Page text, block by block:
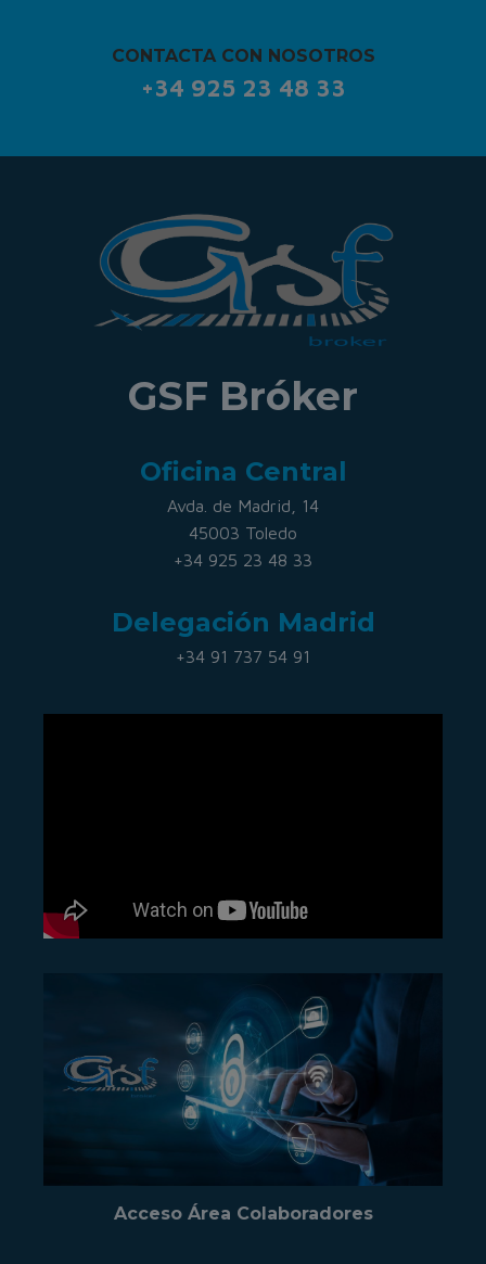
CONTACTA CON NOSOTROS
+34 925 23 48 33
GSF Bróker
Oficina Central
Avda. de Madrid, 14
45003 Toledo
+34 925 23 48 33
Delegación Madrid
+34 91 737 54 91
Acceso Área Colaboradores